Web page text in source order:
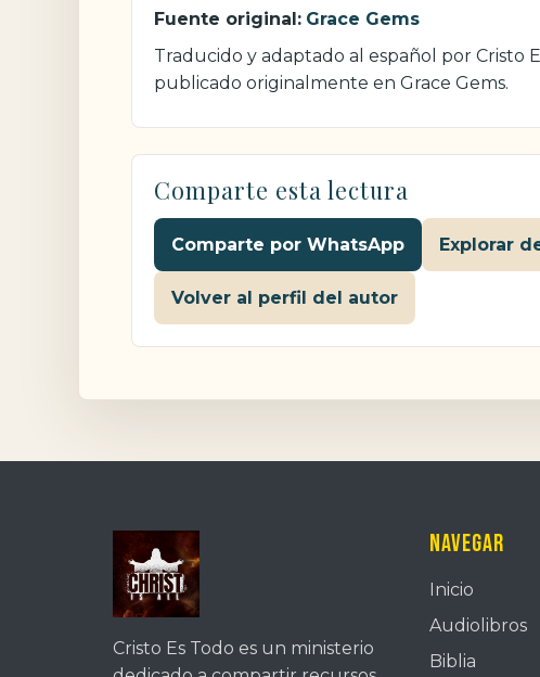
Fuente original: Grace Gems
Traducido y adaptado al español por Cristo
publicado originalmente en Grace Gems.
Comparte esta lectura
Comparte por WhatsApp Explorar
Volver al perfil del autor
Cristo Es Todo es un ministerio
Navegar
Inicio
Audiolibros
Biblia